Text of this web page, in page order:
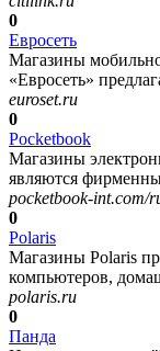
0
Евросеть
Магазины
«Евросеть»
euroset.ru
0
Pocketbook
Магазины
являются
pocketbook-int.com/
0
Polaris
Магазины Polaris
компьютеров,
polaris.ru
0
Панда